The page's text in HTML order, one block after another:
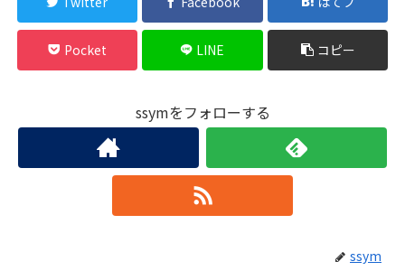
Pocket LINE コピー
ssymをフォローする
ssym